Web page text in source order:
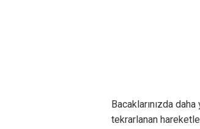
Bacaklarınızda
tekrarlanan